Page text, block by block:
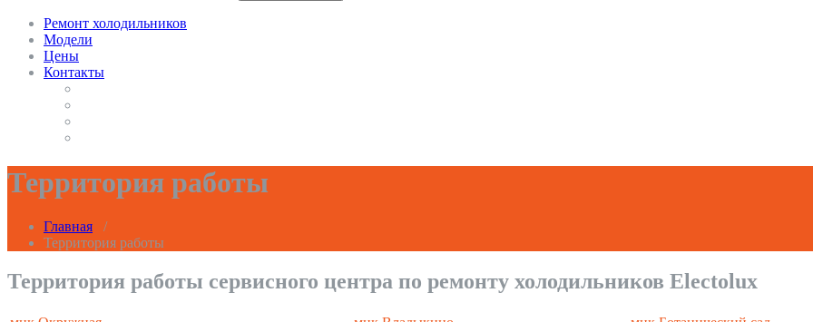
Ремонт холодильников
Модели
Цены
Контакты
Территория работы
Главная /
Территория работы
Территория работы сервисного центра по ремонту холодильников Electolux